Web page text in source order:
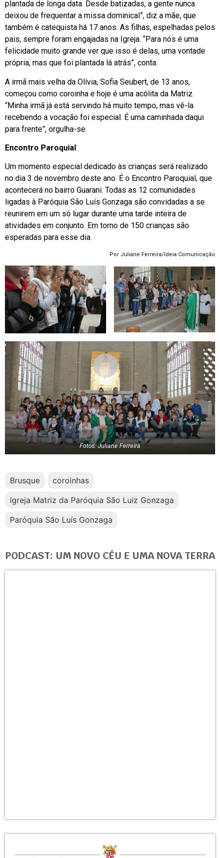
plantada de longa data. Desde batizadas, a gente nunca
deixou de frequentar a missa dominical”, diz a mãe, que
também é catequista há 17 anos. As filhas, espelhadas pelos
pais, sempre foram engajadas na Igreja. “Para nós é uma
felicidade muito grande ver que isso é delas, uma vontade
própria, mas que foi plantada lá atrás”, conta.
A irmã mais velha da Olívia, Sofia Seubert, de 13 anos,
começou como coroinha e hoje é uma acólita da Matriz.
“Minha irmã já está servindo há muito tempo, mas vê-la
recebendo a vocação foi especial. É uma caminhada daqui
para frente”, orgulha-se.
Encontro Paroquial
Um momento especial dedicado às crianças será realizado
no dia 3 de novembro deste ano. É o Encontro Paroquial, que
acontecerá no bairro Guarani. Todas as 12 comunidades
ligadas à Paróquia São Luís Gonzaga são convidadas a se
reunirem em um só lugar durante uma tarde inteira de
atividades em conjunto. Em torno de 150 crianças são
esperadas para esse dia.
Por Juliane Ferreira/Ideia Comunicação
Fotos: Juliane Ferreira
Brusque
coroinhas
Igreja Matriz da Paróquia São Luiz Gonzaga
Paróquia São Luís Gonzaga
PODCAST: UM NOVO CÉU E UMA NOVA TERRA